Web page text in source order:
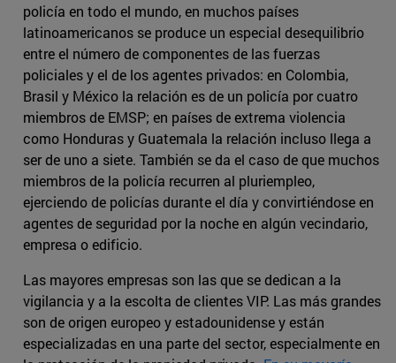
policía en todo el mundo, en muchos países
latinoamericanos se produce un especial desequilibrio
entre el número de componentes de las fuerzas
policiales y el de los agentes privados: en Colombia,
Brasil y México la relación es de un policía por cuatro
miembros de EMSP; en países de extrema violencia
como Honduras y Guatemala la relación incluso llega a
ser de uno a siete. También se da el caso de que muchos
miembros de la policía recurren al pluriempleo,
ejerciendo de policías durante el día y convirtiéndose en
agentes de seguridad por la noche en algún vecindario,
empresa o edificio.
Las mayores empresas son las que se dedican a la
vigilancia y a la escolta de clientes VIP. Las más grandes
son de origen europeo y estadounidense y están
especializadas en una parte del sector, especialmente en